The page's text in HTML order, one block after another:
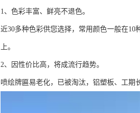
1、色彩丰富、鲜亮不退色。
近30多种色彩供您选择，常用颜色一般在
上。
2、因性价比高，将成流行趋势。
喷绘牌匾易老化，已被淘汰，铝塑板、工期